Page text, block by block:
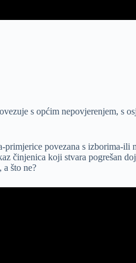
s općim nepovjerenjem, s
povezana s izborima-
koji stvara pogrešan
što ne?